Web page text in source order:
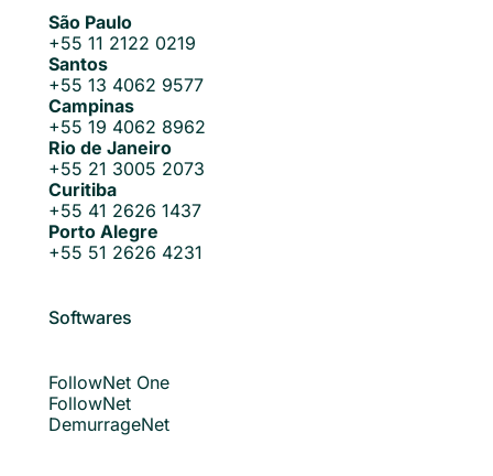
São Paulo
+55 11 2122 0219
Santos
+55 13 4062 9577
Campinas
+55 19 4062 8962
Rio de Janeiro
+55 21 3005 2073
Curitiba
+55 41 2626 1437
Porto Alegre
+55 51 2626 4231
Softwares
FollowNet One
FollowNet
DemurrageNet